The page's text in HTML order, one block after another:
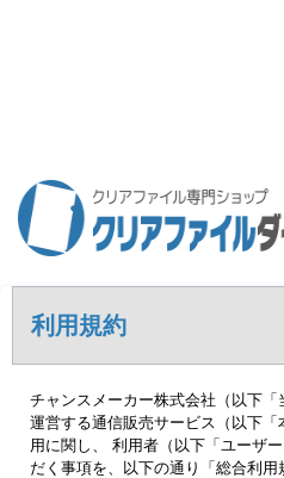
利用規約
チャンスメーカー株式会社（以下
運営する通信販売サービス（以下「
用に関し、 利用者（以下「ユーザ
だく事項を、以下の通り「総合利